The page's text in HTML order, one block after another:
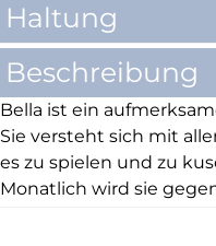
Haltung
Beschreibung
Bella ist ein
Sie versteht sich mit
es zu spielen und zu
Monatlich wird sie